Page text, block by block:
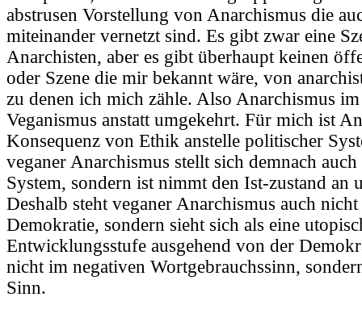
abstrusen Vorstellung von Anarchismus die
miteinander vernetzt sind. Es gibt zwar eine
Anarchisten, aber es gibt überhaupt keinen
oder Szene die mir bekannt wäre, von
zu denen ich mich zähle. Also Anarchismus
Veganismus anstatt umgekehrt. Für mich ist
Konsequenz von Ethik anstelle politischer
veganer Anarchismus stellt sich demnach
System, sondern ist nimmt den Ist-zustand an
Deshalb steht veganer Anarchismus auch
Demokratie, sondern sieht sich als eine
Entwicklungsstufe ausgehend von der
nicht im negativen Wortgebrauchssinn,
Sinn.